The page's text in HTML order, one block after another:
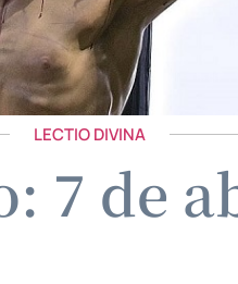
LECTIO DIVINA
7 de